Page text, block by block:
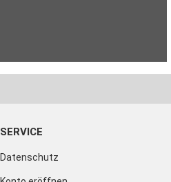
SERVICE
Datenschutz